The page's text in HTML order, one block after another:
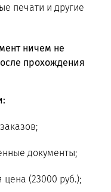
печати и другие
ничем не
прохождения
документы;
(23000 руб.);